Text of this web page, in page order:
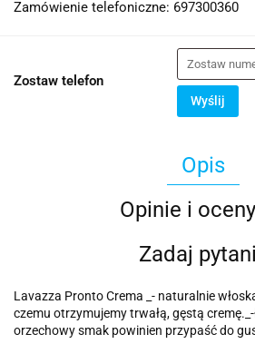
Zamówienie telefoniczne: 697300360
Zostaw telefon
Wyślij
Opis
Opinie i
Zadaj
Lavazza Pronto Crema _- naturalnie
czemu otrzymujemy trwałą, gęstą cremę._-
orzechowy smak powinien przypaść do